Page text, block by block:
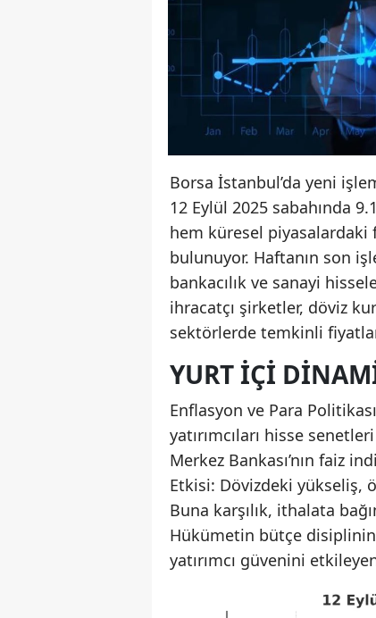
Borsa İstanbul’da yeni
12 Eylül 2025 sabahında
hem küresel
bulunuyor. Haftanın son
bankacılık ve sanayi
ihracatçı şirketler, döviz
sektörlerde temkinli
YURT İÇI
Enflasyon ve Para
yatırımcıları hisse
Merkez Bankası’nın faiz
Etkisi: Dövizdeki yükseliş,
Buna karşılık, ithalata
Hükümetin bütçe
yatırımcı güvenini